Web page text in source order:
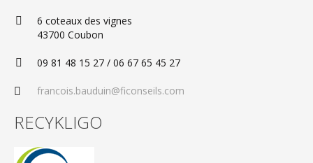
6 coteaux des vignes
43700 Coubon
09 81 48 15 27 / 06 67 65 45 27
francois.bauduin@ficonseils.com
RECYKLIGO